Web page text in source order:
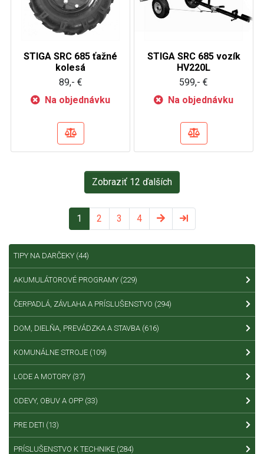
STIGA SRC 685 ťažné
kolesá
89,- €
Na objednávku
STIGA SRC 685 vozík
HV220L
599,- €
Na objednávku
Zobraziť 12 ďalších
1 2 3 4
TIPY NA DARČEKY (44)
AKUMULÁTOROVÉ PROGRAMY (229)
ČERPADLÁ, ZÁVLAHA A PRÍSLUŠENSTVO (294)
DOM, DIELŇA, PREVÁDZKA A STAVBA (616)
KOMUNÁLNE STROJE (109)
LODE A MOTORY (37)
ODEVY, OBUV A OPP (33)
PRE DETI (13)
PRÍSLUŠENSTVO K TECHNIKE (284)